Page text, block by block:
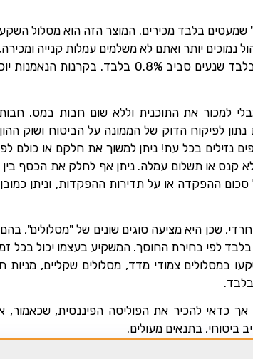
שמעטים בלבד מכירים. המוצר הזה הוא מסלול
נמוכים יותר ואתם לא משלמים עמלות קנייה
ניירות ערך. אתם משלמים דמי ניהול שנתיים בלבד שנעים סביב
למכור את התוכנית וללא שום חבות במס.
לפיקוח הדוק של הממונה על הביטוח ושוק
נזילים בכל עת! ניתן למשוך את חלקם או כולם
קנס או תשלום עמלה. ניתן אף לחלק את הכסף
סכום ההפקדה או על תדירות ההפקדות, וניתן
שכן היא מציעה סוגים שונים של "מסלולים",
לפי בחירת החוסך. המשקיע בעצמו יכול בכל
במסלולים צמודי מדד, מסלולים שקליים,
כדאי להכיר את הפוליסה הפיננסית, שכאמור,
ביטוחי, בתנאים מעולים.